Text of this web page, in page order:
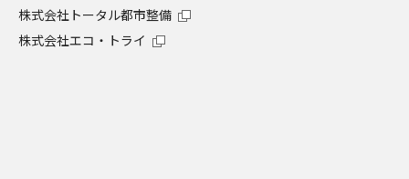
株式会社トータル都市整備
株式会社エコ・トライ